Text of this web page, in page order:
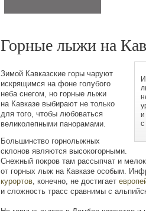
Горные лыжи на
и
с
Зимой Кавказские горы чаруют
искрящимся на фоне голубого
неба снегом, но горные лыжи
на Кавказе выбирают не только
для того, чтобы любоваться
великолепными панорамами.
Большинство горнолыжных
склонов являются высокогорными.
Снежный покров там рассыпчат и
от горных лыж на Кавказе особым.
курортов, конечно, не достигает
и сложность трасс сравнимы с